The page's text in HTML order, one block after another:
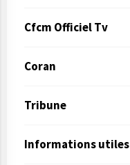
Cfcm Officiel Tv
Coran
Tribune
Informations utiles